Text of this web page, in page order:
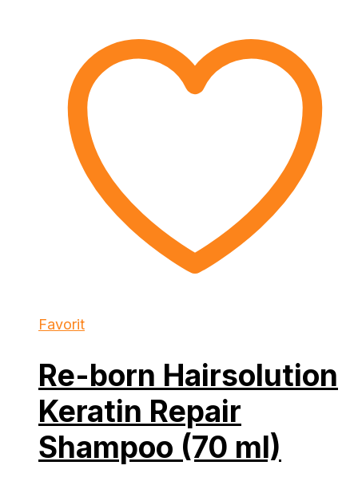
Favorit
Re-born Hairsolution
Keratin Repair
Shampoo (70 ml)